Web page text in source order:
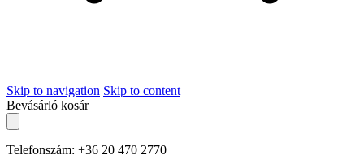
Skip to navigation Skip to content
Bevásárló kosár
Telefonszám: +36 20 470 2770